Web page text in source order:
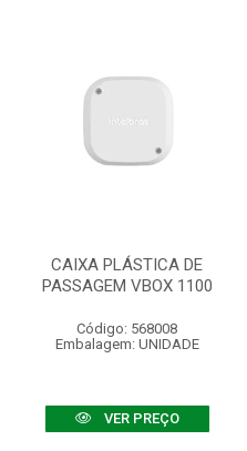
CAIXA PLÁSTICA DE
PASSAGEM VBOX 1100
Código: 568008
Embalagem: UNIDADE
VER PREÇO